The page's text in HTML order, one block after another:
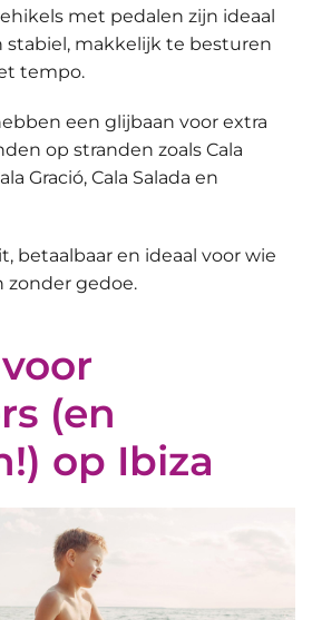
met pedalen zijn ideaal
stabiel, makkelijk te besturen
tempo.
een glijbaan voor extra
op stranden zoals Cala
Gració, Cala Salada en
, betaalbaar en ideaal voor wie
zonder gedoe.
(en
op Ibiza